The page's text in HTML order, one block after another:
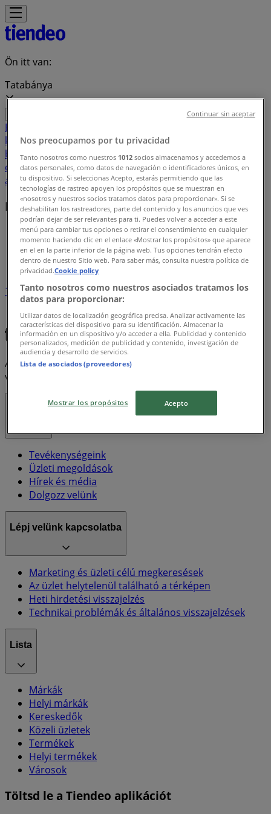
Ön itt van:
Tatabánya
Featured
kiegészítőkElektronikaOtthon, kert és
barkácsolásGyógyszertárak és szépségSportGyermekek
és szabadidőAutók, motorkerékpárok és
alkatrészekÉttermekBankok és szolgáltatások
Helyi márkák
Tiendeo Tatabánya-en »
Márkaindex
1
Xxl
Electrolux Sony New Balance Fortnite
A Tiendeo a Shopfully része - ez a technológiai vállalat
világszerte újragondolja a helyi vásárlást.
Tevékenységeink
Üzleti megoldások
Hírek és média
Dolgozz velünk
Lépj velünk kapcsolatba
Marketing és üzleti célú megkeresések
Az üzlet helytelenül található a térképen
Heti hirdetési visszajelzés
Technikai problémák és általános visszajelzések
Lista
Márkák
Helyi márkák
Kereskedők
Közeli üzletek
Termékek
Helyi termékek
Városok
Töltsd le a Tiendeo aplikációt
Nos preocupamos por tu privacidad
Tanto nosotros como nuestros 1012 socios almacenamos y accedemos a
datos personales, como datos de navegación o identificadores únicos, en
tu dispositivo. Si seleccionas Acepto, estarás permitiendo que las
tecnologías de rastreo apoyen los propósitos que se muestran en
«nosotros y nuestros socios tratamos datos para proporcionar». Si se
deshabilitan los rastreadores, parte del contenido y los anuncios que ves
podrían dejar de ser relevantes para ti. Puedes volver a acceder a este
menú para cambiar tus opciones o retirar el consentimiento en cualquier
momento haciendo clic en el enlace «Mostrar los propósitos» que aparece
en el en la parte inferior de la página web. Tus opciones tendrán efecto
dentro de nuestro Sitio web. Para saber más, consulta nuestra política de
privacidad.Cookie policy
Tanto nosotros como nuestros asociados tratamos los
datos para proporcionar:
Utilizar datos de localización geográfica precisa. Analizar activamente las
características del dispositivo para su identificación. Almacenar la
información en un dispositivo y/o acceder a ella. Publicidad y contenido
personalizados, medición de publicidad y contenido, investigación de
audiencia y desarrollo de servicios.
Lista de asociados (proveedores)
Mostrar los propósitos Acepto
Continuar sin aceptar